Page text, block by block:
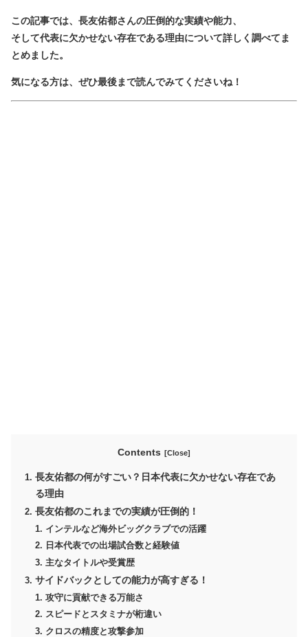
この記事では、長友佑都さんの圧倒的な実績や能力、
そして代表に欠かせない存在である理由について詳しく調べてま
とめました。
気になる方は、ぜひ最後まで読んでみてくださいね！
Contents
長友佑都の何がすごい？日本代表に欠かせない存在であ
る理由
長友佑都のこれまでの実績が圧倒的！
インテルなど海外ビッグクラブでの活躍
日本代表での出場試合数と経験値
主なタイトルや受賞歴
サイドバックとしての能力が高すぎる！
攻守に貢献できる万能さ
スピードとスタミナが桁違い
クロスの精度と攻撃参加